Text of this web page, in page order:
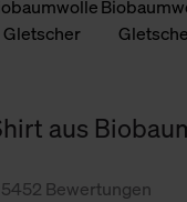
aus
5452 Bewertungen